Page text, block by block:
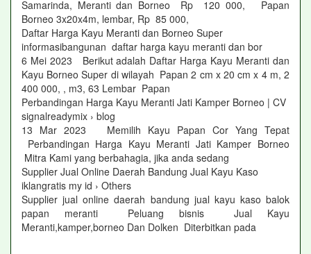
Samarinda, Meranti dan Borneo Rp 120 000, Papan
Borneo 3x20x4m, lembar, Rp 85 000,
Daftar Harga Kayu Meranti dan Borneo Super
informasibangunan daftar harga kayu meranti dan bor
6 Mei 2023 Berikut adalah Daftar Harga Kayu Meranti dan
Kayu Borneo Super di wilayah Papan 2 cm x 20 cm x 4 m, 2
400 000, , m3, 63 Lembar Papan
Perbandingan Harga Kayu Meranti Jati Kamper Borneo | CV
signalreadymix › blog
13 Mar 2023 Memilih Kayu Papan Cor Yang Tepat
Perbandingan Harga Kayu Meranti Jati Kamper Borneo
Mitra Kami yang berbahagia, jika anda sedang
Supplier Jual Online Daerah Bandung Jual Kayu Kaso
iklangratis my id › Others
Supplier jual online daerah bandung jual kayu kaso balok
papan meranti Peluang bisnis Jual Kayu
Meranti,kamper,borneo Dan Dolken Diterbitkan pada